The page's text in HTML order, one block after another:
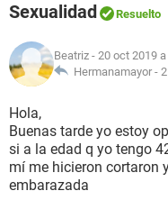
NUTRICIÓN
BIENESTAR
SEXUALIDAD
Sexualidad Resuelto
Beatriz - 20 oct 2019
Hermanamayor -
Hola,
Buenas tarde yo estoy
si a la edad q yo tengo
mí me hicieron cortaron
embarazada